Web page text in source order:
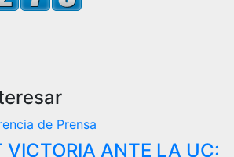
de Prensa
VICTORIA ANTE LA UC: